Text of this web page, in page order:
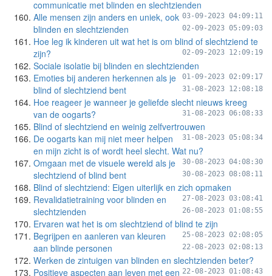
communicatie met blinden en slechtzienden
03-09-2023 04:09:11
Alle mensen zijn anders en uniek, ook
blinden en slechtzienden
02-09-2023 05:09:03
Hoe leg ik kinderen uit wat het is om blind of slechtziend te
zijn?
02-09-2023 12:09:19
Sociale isolatie bij blinden en slechtzienden
01-09-2023 02:09:17
Emoties bij anderen herkennen als je
blind of slechtziend bent
31-08-2023 12:08:18
Hoe reageer je wanneer je geliefde slecht nieuws kreeg
van de oogarts?
31-08-2023 06:08:33
Blind of slechtziend en weinig zelfvertrouwen
31-08-2023 05:08:34
De oogarts kan mij niet meer helpen
en mijn zicht is of wordt heel slecht. Wat nu?
30-08-2023 04:08:30
Omgaan met de visuele wereld als je
slechtziend of blind bent
30-08-2023 08:08:11
Blind of slechtziend: Eigen uiterlijk en zich opmaken
27-08-2023 03:08:41
Revalidatietraining voor blinden en
slechtzienden
26-08-2023 01:08:55
Ervaren wat het is om slechtziend of blind te zijn
25-08-2023 02:08:05
Begrijpen en aanleren van kleuren
aan blinde personen
22-08-2023 02:08:13
Werken de zintuigen van blinden en slechtzienden beter?
22-08-2023 01:08:43
Positieve aspecten aan leven met een